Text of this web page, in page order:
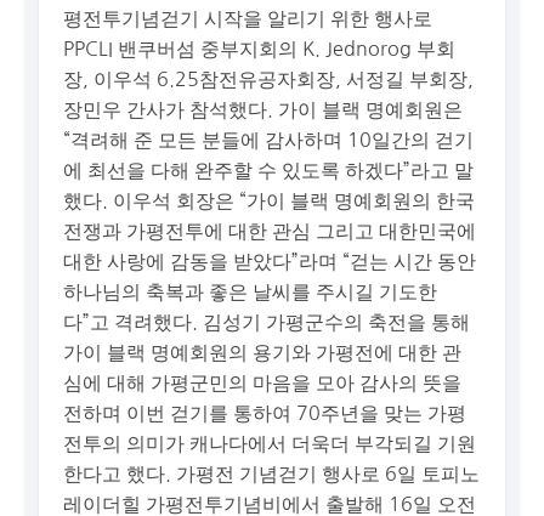
평전투기념걷기 시작을 알리기 위한 행사로
PPCLI 밴쿠버섬 중부지회의 K. Jednorog 부회
장, 이우석 6.25참전유공자회장, 서정길 부회장,
장민우 간사가 참석했다. 가이 블랙 명예회원은
“격려해 준 모든 분들에 감사하며 10일간의 걷기
에 최선을 다해 완주할 수 있도록 하겠다”라고 말
했다. 이우석 회장은 “가이 블랙 명예회원의 한국
전쟁과 가평전투에 대한 관심 그리고 대한민국에
대한 사랑에 감동을 받았다”라며 “걷는 시간 동안
하나님의 축복과 좋은 날씨를 주시길 기도한
다”고 격려했다. 김성기 가평군수의 축전을 통해
가이 블랙 명예회원의 용기와 가평전에 대한 관
심에 대해 가평군민의 마음을 모아 감사의 뜻을
전하며 이번 걷기를 통하여 70주년을 맞는 가평
전투의 의미가 캐나다에서 더욱더 부각되길 기원
한다고 했다. 가평전 기념걷기 행사로 6일 토피노
레이더힐 가평전투기념비에서 출발해 16일 오전